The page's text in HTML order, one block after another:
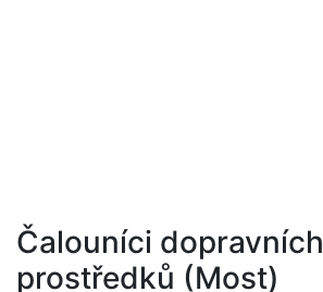
Čalouníci dopravních
prostředků (Most)